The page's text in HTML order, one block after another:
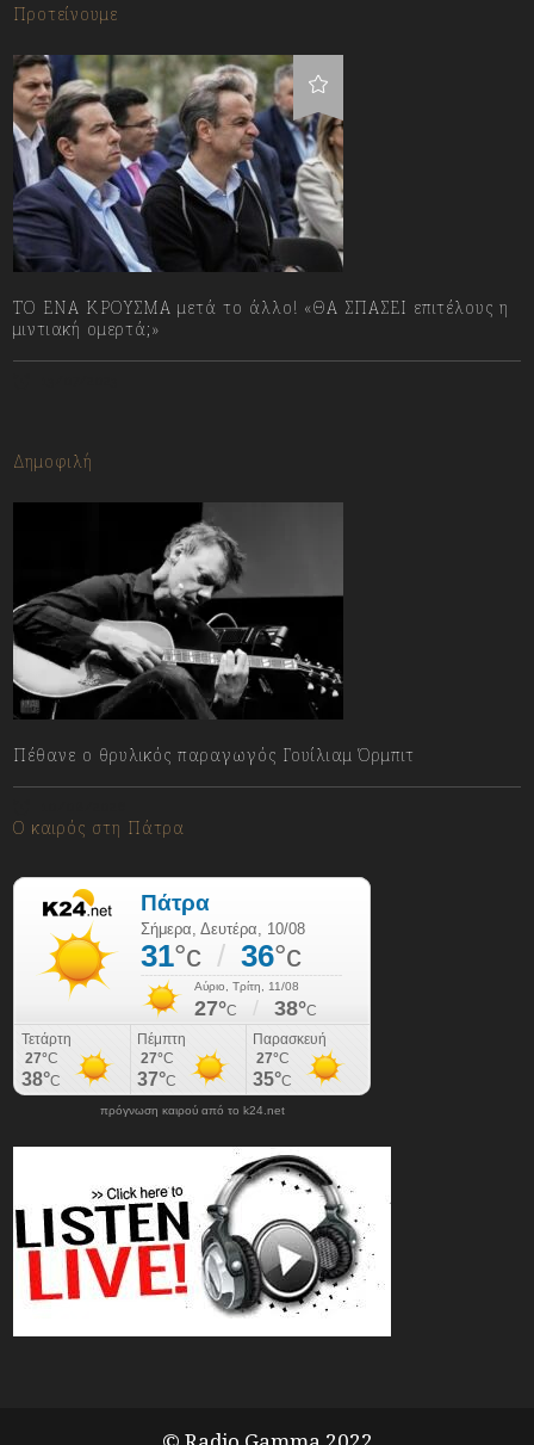
Προτείνουμε
ΤΟ ΕΝΑ ΚΡΟΥΣΜΑ μετά το άλλο! «ΘΑ ΣΠΑΣΕΙ επιτέλους η
μιντιακή ομερτά;»
Δημοφιλή
Πέθανε ο θρυλικός παραγωγός Γουίλιαμ Όρμπιτ
Ο καιρός στη Πάτρα
πρόγνωση καιρού από το k24.net